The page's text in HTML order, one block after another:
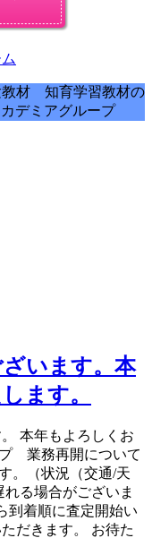
材 知育学習教材の
デミアグループ
います。本
ます。
本年もよろしくお
業務再開について
。（状況（交通/天
る場合がございま
到着順に査定開始い
だきます。 お待た